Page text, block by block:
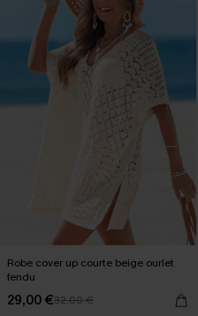
Robe cover up courte beige ourlet
fendu
29,00 €32,00 €